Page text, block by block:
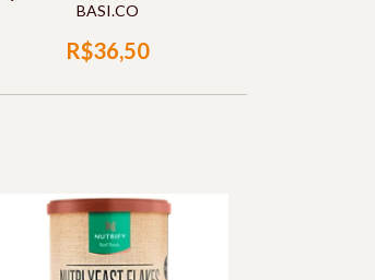
BASI.CO
R$36,50